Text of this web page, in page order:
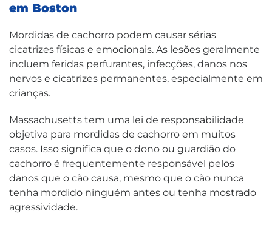
em Boston
Mordidas de cachorro podem causar sérias
cicatrizes físicas e emocionais. As lesões geralmente
incluem feridas perfurantes, infecções, danos nos
nervos e cicatrizes permanentes, especialmente em
crianças.
Massachusetts tem uma lei de responsabilidade
objetiva para mordidas de cachorro em muitos
casos. Isso significa que o dono ou guardião do
cachorro é frequentemente responsável pelos
danos que o cão causa, mesmo que o cão nunca
tenha mordido ninguém antes ou tenha mostrado
agressividade.